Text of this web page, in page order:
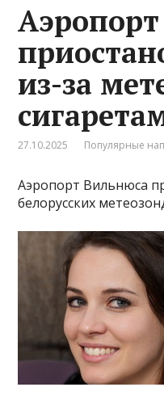
из-за
27.10.2025 Популярные
Аэропорт Вильнюса
белорусских